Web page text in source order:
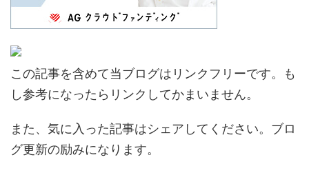
この記事を含めて当ブログはリンクフリーです。も
し参考になったらリンクしてかまいません。
また、気に入った記事はシェアしてください。ブロ
グ更新の励みになります。